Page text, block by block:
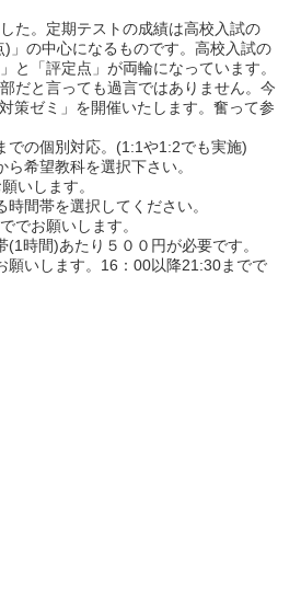
た。定期テストの成績は高校入試の
)」の中心になるものです。高校入試の
と「評定点」が両輪になっています。
だと言っても過言ではありません。今
策ゼミ」を開催いたします。奮って参
の個別対応。(1:1や1:2でも実施)
希望教科を選択下さい。
します。
間帯を選択してください。
願いします。
時間)あたり５００円が必要です。
いします。16：00以降21:30までで